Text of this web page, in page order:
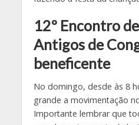
12º Encontro
Antigos de
beneficente
No domingo, desde às 8
grande a movimentação
Importante lembrar que